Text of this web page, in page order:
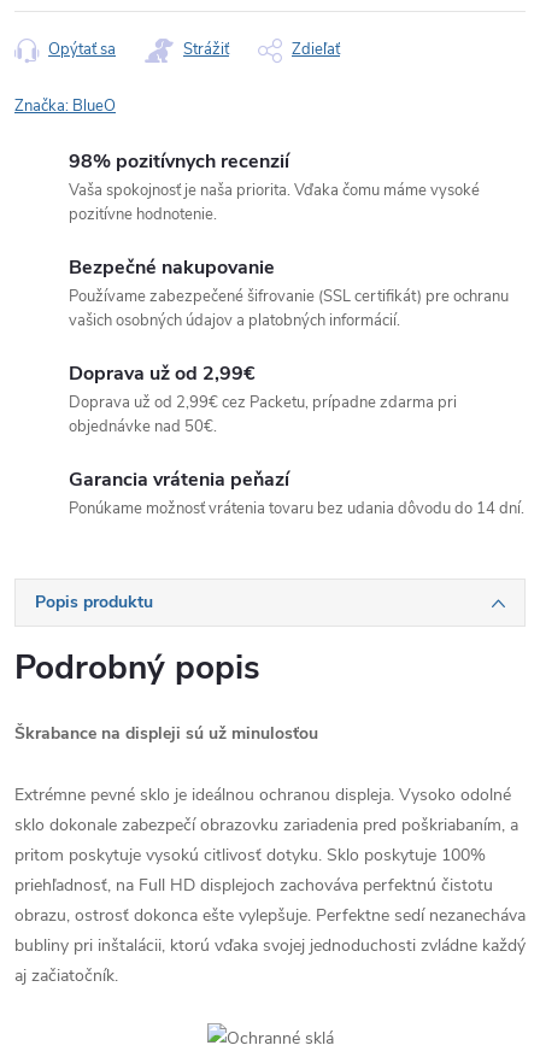
cena:
Opýtať sa Strážiť Zdieľať
Značka: BlueO
98% pozitívnych recenzií
Vaša spokojnosť je naša priorita. Vďaka čomu máme vysoké
pozitívne hodnotenie.
Bezpečné nakupovanie
Používame zabezpečené šifrovanie (SSL certifikát) pre ochranu
vašich osobných údajov a platobných informácií.
Doprava už od 2,99€
Doprava už od 2,99€ cez Packetu, prípadne zdarma pri
objednávke nad 50€.
Garancia vrátenia peňazí
Ponúkame možnosť vrátenia tovaru bez udania dôvodu do 14 dní.
Popis produktu
Podrobný popis
Škrabance na displeji sú už minulosťou
Extrémne pevné sklo je ideálnou ochranou displeja. Vysoko odolné
sklo dokonale zabezpečí obrazovku zariadenia pred poškriabaním, a
pritom poskytuje vysokú citlivosť dotyku. Sklo poskytuje 100%
priehľadnosť, na Full HD displejoch zachováva perfektnú čistotu
obrazu, ostrosť dokonca ešte vylepšuje. Perfektne sedí nezanecháva
bubliny pri inštalácii, ktorú vďaka svojej jednoduchosti zvládne každý
aj začiatočník.